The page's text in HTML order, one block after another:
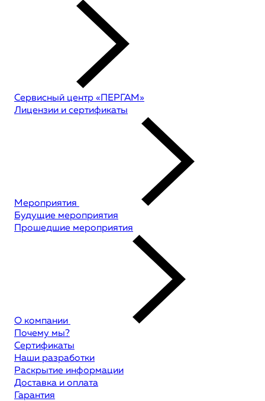
Сервисный центр «ПЕРГАМ»
Лицензии и сертификаты
Мероприятия
Будущие мероприятия
Прошедшие мероприятия
О компании
Почему мы?
Сертификаты
Наши разработки
Раскрытие информации
Доставка и оплата
Гарантия